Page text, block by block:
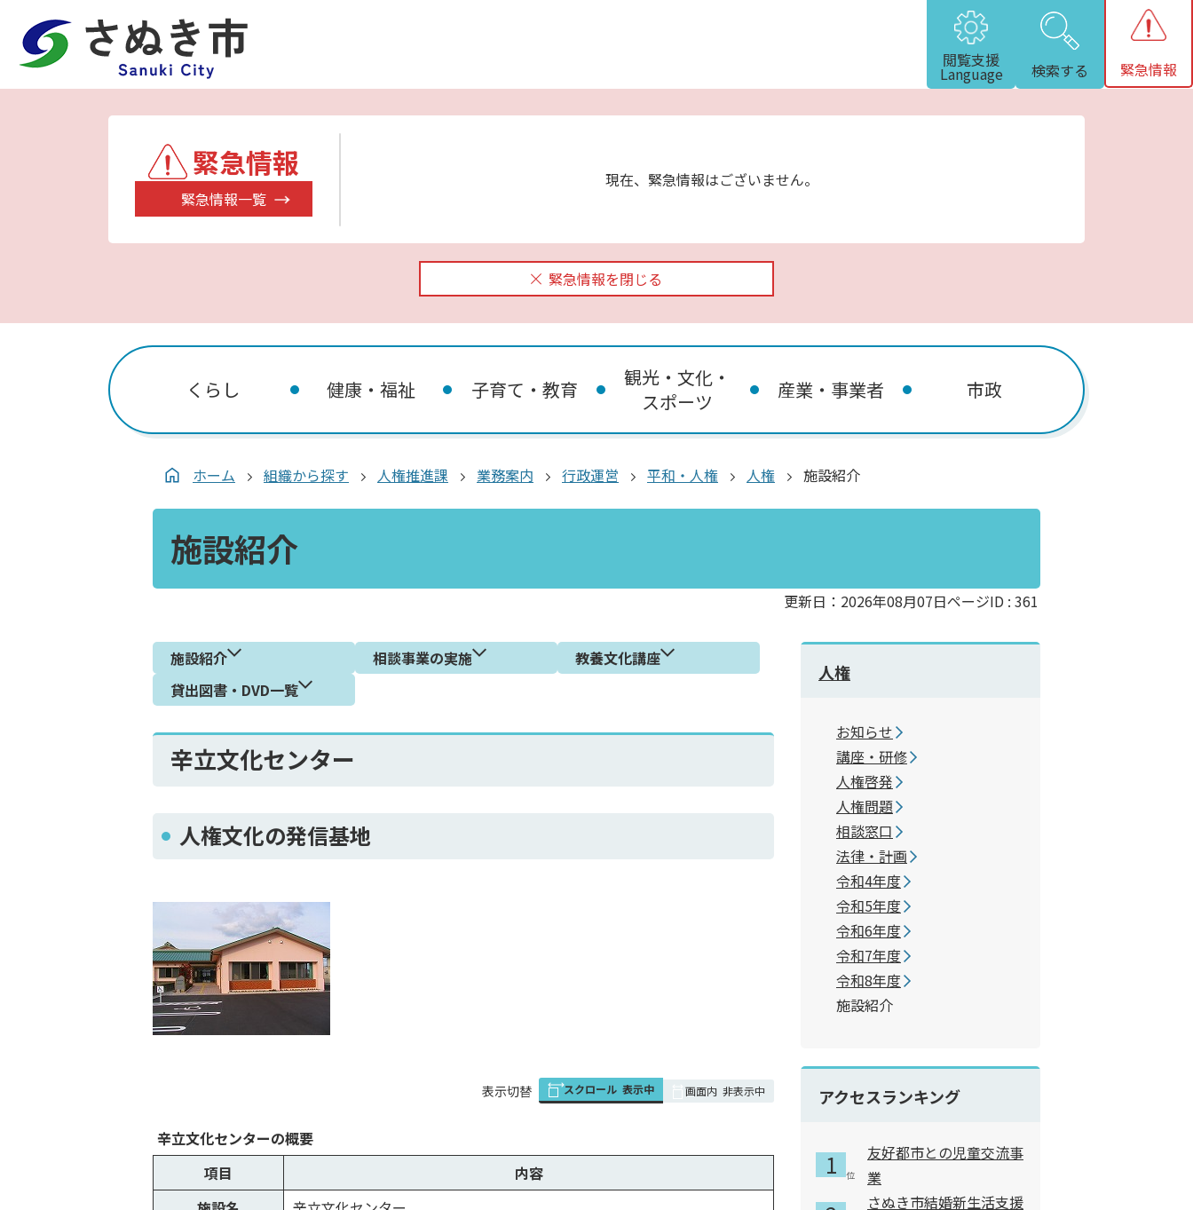
閲覧支援
Language 検索する 緊急情報
緊急情報
緊急情報一覧
現在、緊急情報はございません。
緊急情報を閉じる
くらし 健康・福祉 子育て・教育
観光・文化・
スポーツ
産業・事業者 市政
ホーム 組織から探す 人権推進課 業務案内 行政運営 平和・人権 人権 施設紹介
施設紹介
更新日：2026年08月07日ページID : 361
施設紹介 相談事業の実施
教養文化講座
貸出図書・DVD一覧
辛立文化センター
人権文化の発信基地
表
の
表示切替 スクロール 表示中 画面内 非表示中
辛立文化センターの概要
項目
内容
人権
お知らせ
講座・研修
人権啓発
人権問題
相談窓口
法律・計画
令和4年度
令和5年度
令和6年度
令和7年度
令和8年度
施設紹介
アクセスランキング
友好都市との児童交流事
業
さぬき市結婚新生活支援